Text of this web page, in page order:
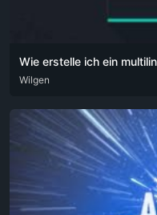
Wie erstelle ich ein
ARA DEU
Wilgen